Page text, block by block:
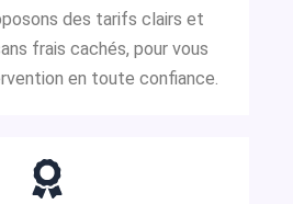
des tarifs clairs et
frais cachés, pour vous
en toute confiance.